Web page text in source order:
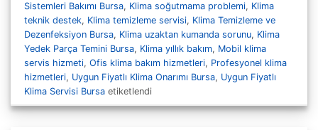
Sistemleri Bakımı Bursa, Klima soğutmama problemi, Klima
teknik destek, Klima temizleme servisi, Klima Temizleme ve
Dezenfeksiyon Bursa, Klima uzaktan kumanda sorunu, Klima
Yedek Parça Temini Bursa, Klima yıllık bakım, Mobil klima
servis hizmeti,Ofis klima bakım hizmetleri, Profesyonel klima
hizmetleri, Uygun Fiyatlı Klima Onarımı Bursa, Uygun Fiyatlı
Klima Servisi Bursa etiketlendi